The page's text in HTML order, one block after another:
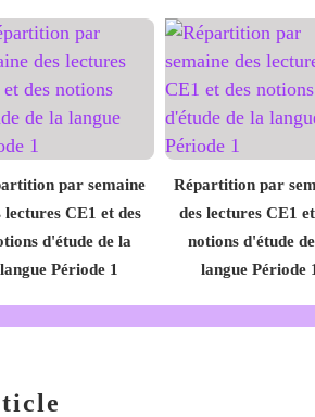
par semaine
lectures CE1 et des
d'étude de la
langue Période 1
Répartition par
des lectures CE1
notions d'étude
langue Période 1